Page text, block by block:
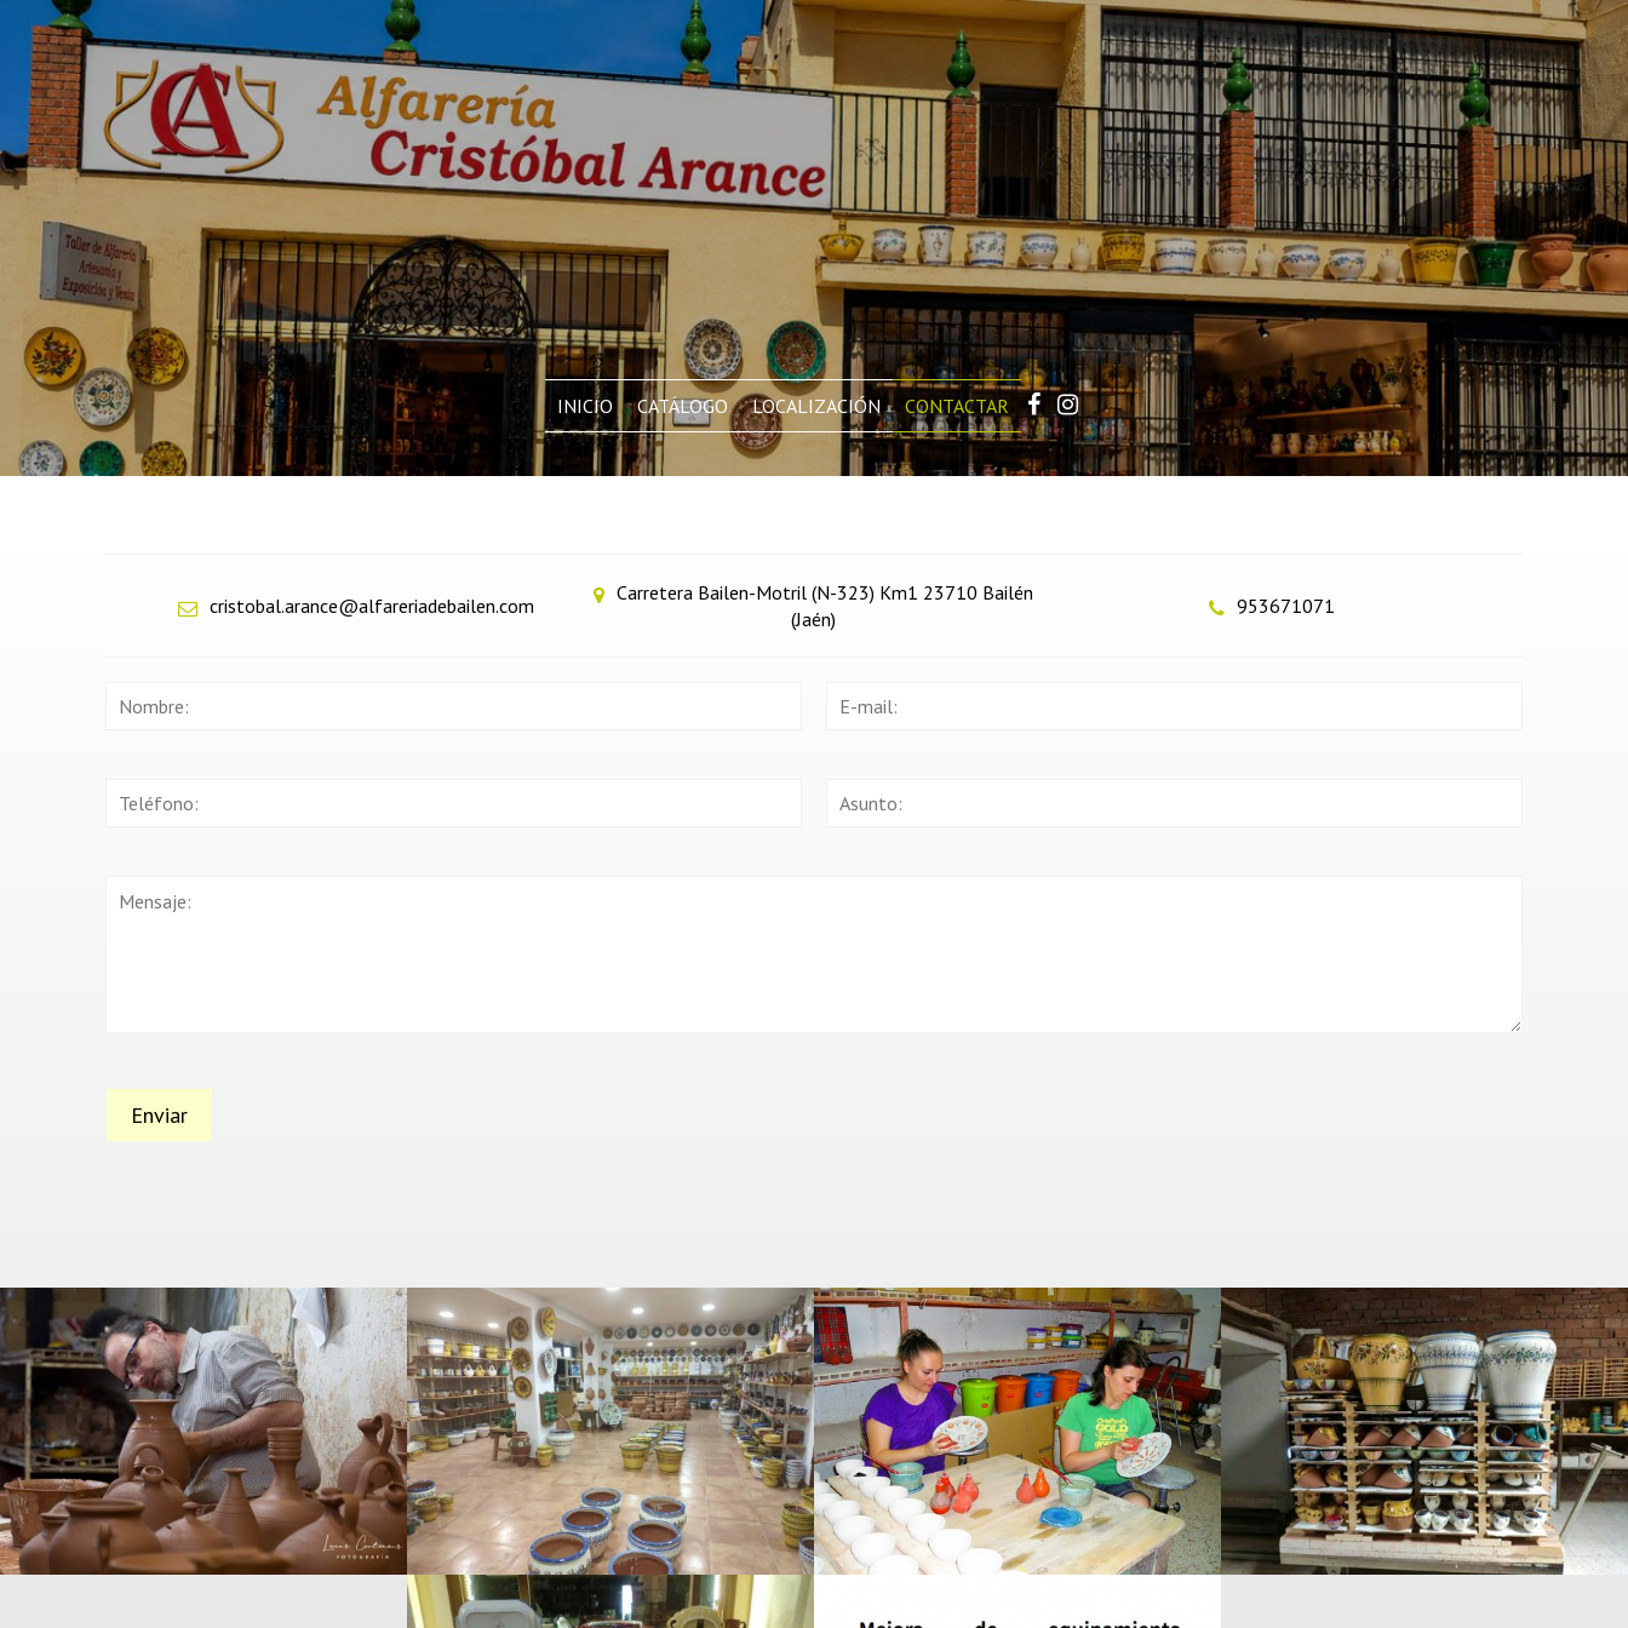
INICIO CATÁLOGO LOCALIZACIÓN CONTACTAR
cristobal.arance@alfareriadebailen.com
Carretera Bailen-Motril (N-323) Km1 23710 Bailén
(Jaén)
953671071